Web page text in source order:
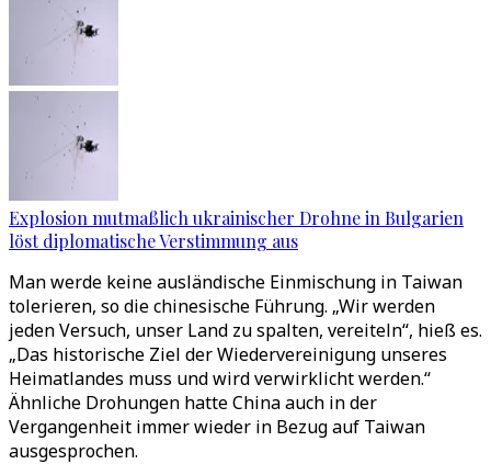
Explosion mutmaßlich ukrainischer Drohne in Bulgarien
löst diplomatische Verstimmung aus
Man werde keine ausländische Einmischung in Taiwan
tolerieren, so die chinesische Führung. „Wir werden
jeden Versuch, unser Land zu spalten, vereiteln“, hieß es.
„Das historische Ziel der Wiedervereinigung unseres
Heimatlandes muss und wird verwirklicht werden.“
Ähnliche Drohungen hatte China auch in der
Vergangenheit immer wieder in Bezug auf Taiwan
ausgesprochen.